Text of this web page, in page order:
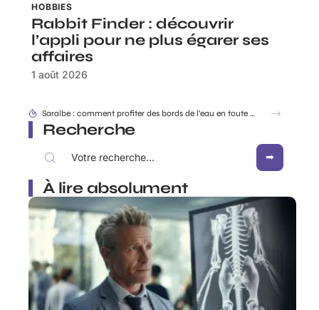
HOBBIES
Rabbit Finder : découvrir
l’appli pour ne plus égarer ses
affaires
1 août 2026
Dracaufeu carte Rare ou ultra rare : quelles différences pour les collectionneurs ?
Recherche
À lire absolument